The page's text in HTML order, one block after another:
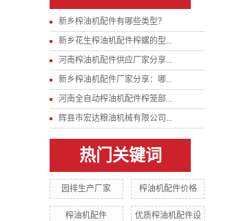
新乡榨油机配件有哪些类型？
新乡花生榨油机配件榨螺的型...
河南榨油机配件供应厂家分享...
新乡榨油机配件厂家分享：哪...
河南全自动榨油机配件榨笼部...
辉县市宏达粮油机械有限公司...
热门关键词
园排生产厂家 榨油机配件价格
榨油机配件
优质榨油机配件设